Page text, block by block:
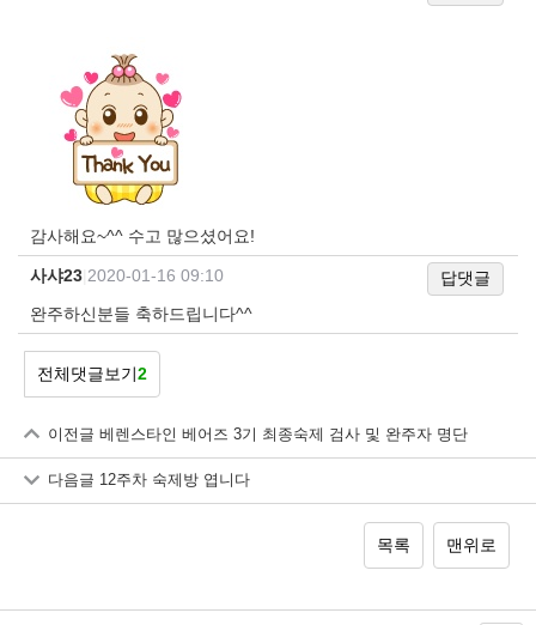
감사해요~^^ 수고 많으셨어요!
사샤23 2020-01-16 09:10
답댓글
완주하신분들 축하드립니다^^
전체댓글보기2
이전글 베렌스타인 베어즈 3기 최종숙제 검사 및 완주자 명단
다음글 12주차 숙제방 엽니다
목록 맨위로